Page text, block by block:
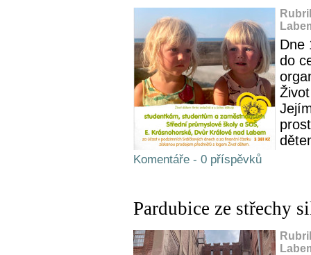
Dne
do
Komentáře - 0 příspěvků
Pardubice ze střechy